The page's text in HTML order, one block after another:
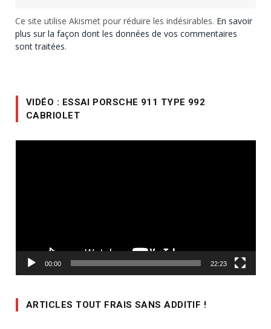
Ce site utilise Akismet pour réduire les indésirables. En savoir
plus sur la façon dont les données de vos commentaires
sont traitées.
VIDÉO : ESSAI PORSCHE 911 TYPE 992
CABRIOLET
00:00 22:23
ARTICLES TOUT FRAIS SANS ADDITIF !